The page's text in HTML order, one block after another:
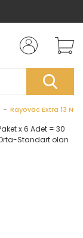
Rayovac Extra 13